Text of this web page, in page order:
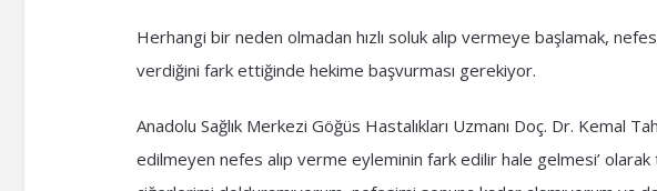
Herhangi bir neden olmadan hızlı soluk alıp vermeye başlamak, nefes
verdiğini fark ettiğinde hekime başvurması gerekiyor.
Anadolu Sağlık Merkezi Göğüs Hastalıkları Uzmanı Doç. Dr. Kemal
edilmeyen nefes alıp verme eyleminin fark edilir hale gelmesi’